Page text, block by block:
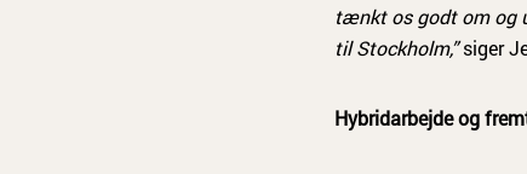
tænkt os godt om og
til Stockholm,”siger
Hybridarbejde og